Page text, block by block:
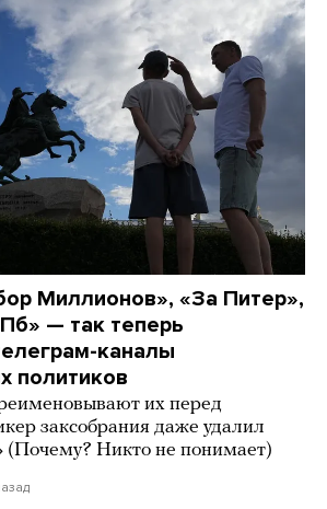
Миллионов», «За Питер»,
— так теперь
каналы
политиков
их перед
заксобрания даже удалил
(Почему? Никто не понимает)